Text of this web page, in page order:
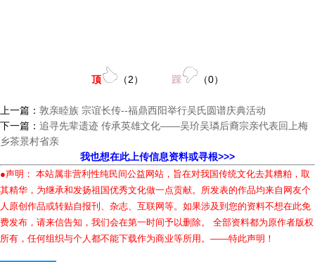
顶 （2） 踩 （0）
上一篇： 敦亲睦族 宗谊长传--福鼎西阳举行吴氏圆谱庆典活动
下一篇： 追寻先辈遗迹 传承英雄文化——吴玠吴璘后裔宗亲代表回上梅
乡茶景村省亲
我也想在此上传信息资料或寻根>>>
●声明： 本站属非营利性纯民间公益网站，旨在对我国传统文化去其糟粕，取
其精华，为继承和发扬祖国优秀文化做一点贡献。所发表的作品均来自网友个
人原创作品或转贴自报刊、杂志、互联网等。如果涉及到您的资料不想在此免
费发布，请来信告知，我们会在第一时间予以删除。 全部资料都为原作者版权
所有，任何组织与个人都不能下载作为商业等所用。——特此声明！